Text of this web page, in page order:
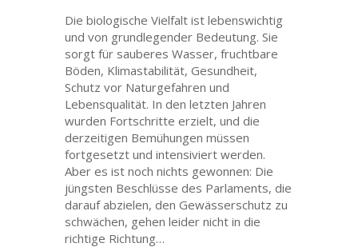
Die biologische Vielfalt ist lebenswichtig
und von grundlegender Bedeutung. Sie
sorgt für sauberes Wasser, fruchtbare
Böden, Klimastabilität, Gesundheit,
Schutz vor Naturgefahren und
Lebensqualität. In den letzten Jahren
wurden Fortschritte erzielt, und die
derzeitigen Bemühungen müssen
fortgesetzt und intensiviert werden.
Aber es ist noch nichts gewonnen: Die
jüngsten Beschlüsse des Parlaments, die
darauf abzielen, den Gewässerschutz zu
schwächen, gehen leider nicht in die
richtige Richtung…